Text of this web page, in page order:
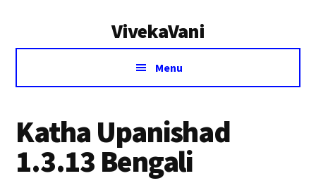
VivekaVani
Voice
Vivekananda
Menu
Katha Upanishad
1.3.13 Bengali